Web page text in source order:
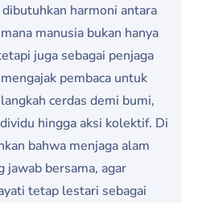
harmoni antara
manusia bukan hanya
juga sebagai penjaga
pembaca untuk
cerdas demi bumi,
hingga aksi kolektif. Di
bahwa menjaga alam
jawab bersama, agar
tetap lestari sebagai